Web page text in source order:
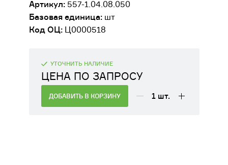
ДВИГАТЕЛИ
ОБОРУДОВАНИЕ ДЛЯ КАБИН
СЕЛЬСКОХОЗЯЙСТВЕННОЕ
Артикул:557-1.04.08.050
Базовая единица:шт
Код ОЦ:Ц0000518
УТОЧНИТЬ НАЛИЧИЕ
ЦЕНА ПО ЗАПРОСУ
ДОБАВИТЬ В КОРЗИНУ 1 шт.